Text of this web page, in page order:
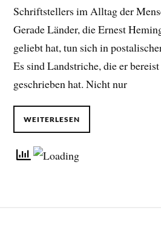
Schriftstellers im Alltag der
Gerade Länder, die Ernest
geliebt hat, tun sich in
Es sind Landstriche, die er
geschrieben hat. Nicht nur
WEITERLESEN